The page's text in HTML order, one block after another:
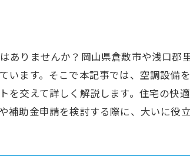
ありませんか？岡山県倉敷市や浅口郡
います。そこで本記事では、空調設備
交えて詳しく解説します。住宅の快
助金申請を検討する際に、大いに役立